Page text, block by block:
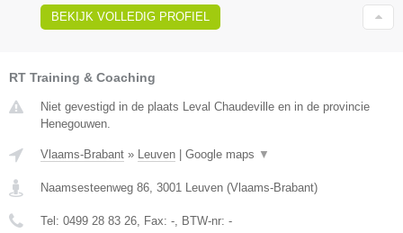
BEKIJK VOLLEDIG PROFIEL
RT Training & Coaching
Niet gevestigd in de plaats Leval Chaudeville en in de provincie
Henegouwen.
Vlaams-Brabant » Leuven Google maps ▼
Naamsesteenweg 86, 3001 Leuven (Vlaams-Brabant)
Tel: 0499 28 83 26, Fax: -, BTW-nr: -